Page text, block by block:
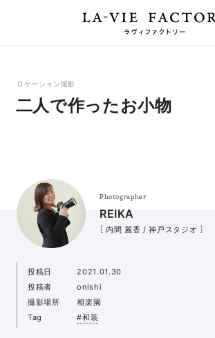
ロケーション撮影
二人で作ったお小物
Photographer
REIKA
［ 内間 麗香 / 神戸スタジオ ］
投稿日
2021.01.30
投稿者
onishi
撮影場所
相楽園
Tag
#和装